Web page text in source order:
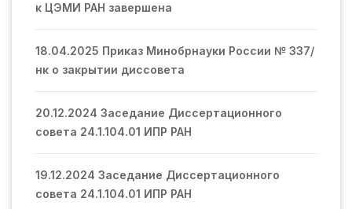
к ЦЭМИ РАН завершена
18.04.2025 Приказ Минобрнауки России № 337/
нк о закрытии диссовета
20.12.2024 Заседание Диссертационного
совета 24.1.104.01 ИПР РАН
19.12.2024 Заседание Диссертационного
совета 24.1.104.01 ИПР РАН